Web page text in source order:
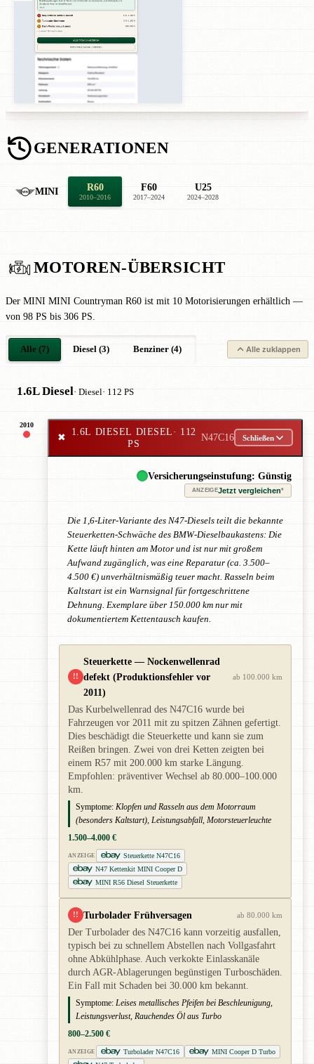
GENERATIONEN
MINI R60
2010–2016
F60
2017–2024
U25
2024–2028
MOTOREN-ÜBERSICHT
Der MINI MINI Countryman R60 ist mit 10 Motorisierungen erhältlich —
von 98 PS bis 306 PS.
Alle (7) Diesel (3) Benziner (4) Alle zuklappen
1.6L Diesel· Diesel· 112 PS
2010
✖
1.6L DIESEL DIESEL· 112
PS
N47C16 Schließen
Versicherungseinstufung: Günstig
ANZEIGEJetzt vergleichen*
Die 1,6-Liter-Variante des N47-Diesels teilt die bekannte
Steuerketten-Schwäche des BMW-Dieselbaukastens: Die
Kette läuft hinten am Motor und ist nur mit großem
Aufwand zugänglich, was eine Reparatur (ca. 3.500–
4.500 €) unverhältnismäßig teuer macht. Rasseln beim
Kaltstart ist ein Warnsignal für fortgeschrittene
Dehnung. Exemplare über 150.000 km nur mit
dokumentiertem Kettentausch kaufen.
!!
Steuerkette — Nockenwellenrad
defekt (Produktionsfehler vor
2011)
ab 100.000 km
Das Kurbelwellenrad des N47C16 wurde bei
Fahrzeugen vor 2011 mit zu spitzen Zähnen gefertigt.
Dies beschädigt die Steuerkette und kann sie zum
Reißen bringen. Zwei von drei Ketten zeigten bei
einem R57 mit 200.000 km starke Längung.
Empfohlen: präventiver Wechsel ab 80.000–100.000
km.
Symptome: Klopfen und Rasseln aus dem Motorraum
(besonders Kaltstart), Leistungsabfall, Motorsteuerleuchte
1.500–4.000 €
ANZEIGE
Steuerkette N47C16
N47 Kettenkit MINI Cooper D
MINI R56 Diesel Steuerkette
!! Turbolader Frühversagen ab 80.000 km
Der Turbolader des N47C16 kann vorzeitig ausfallen,
typisch bei zu schnellem Abstellen nach Vollgasfahrt
ohne Abkühlphase. Auch verkokte Einlasskanäle
durch AGR-Ablagerungen begünstigen Turboschäden.
Ein Fall mit Schaden bei 30.000 km bekannt.
Symptome: Leises metallisches Pfeifen bei Beschleunigung,
Leistungsverlust, Rauchendes Öl aus Turbo
800–2.500 €
ANZEIGE Turbolader N47C16
MINI Cooper D Turbo